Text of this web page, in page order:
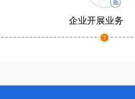
企业开展业务